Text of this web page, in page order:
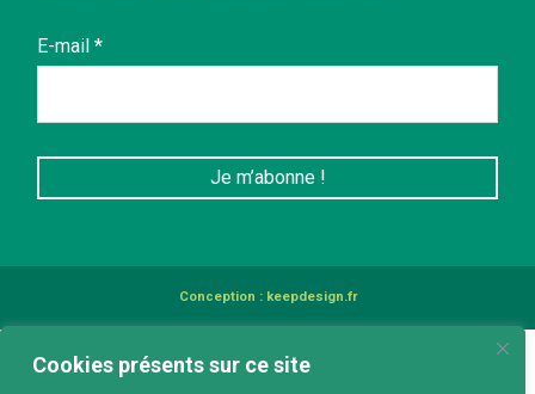
Cookies présents sur ce site
E-mail *
Conception : keepdesign.fr